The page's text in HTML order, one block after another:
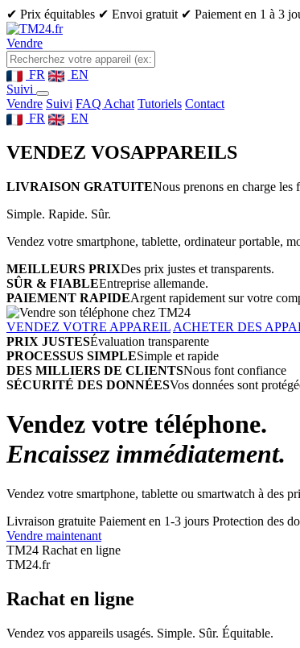
✔ Prix équitables ✔ Envoi gratuit ✔ Paiement en 1 à 3
Vendre
FR
EN
Suivi
Vendre Suivi FAQ Achat Tutoriels Contact
FR
EN
VENDEZ VOSAPPAREILS
LIVRAISON GRATUITENous prenons en charge les
Simple. Rapide. Sûr.
Vendez votre smartphone, tablette, ordinateur portable,
MEILLEURS PRIXDes prix justes et transparents.
SÛR & FIABLEEntreprise allemande.
PAIEMENT RAPIDEArgent rapidement sur votre
VENDEZ VOTRE APPAREIL ACHETER DES
PRIX JUSTESÉvaluation transparente
PROCESSUS SIMPLESimple et rapide
DES MILLIERS DE CLIENTSNous font confiance
SÉCURITÉ DES DONNÉESVos données sont
Vendez votre téléphone.
Encaissez immédiatement.
Vendez votre smartphone, tablette ou smartwatch à des
Livraison gratuite Paiement en 1-3 jours Protection des
Vendre maintenant
TM24 Rachat en ligne
TM24.fr
Rachat en ligne
Vendez vos appareils usagés. Simple. Sûr. Équitable.